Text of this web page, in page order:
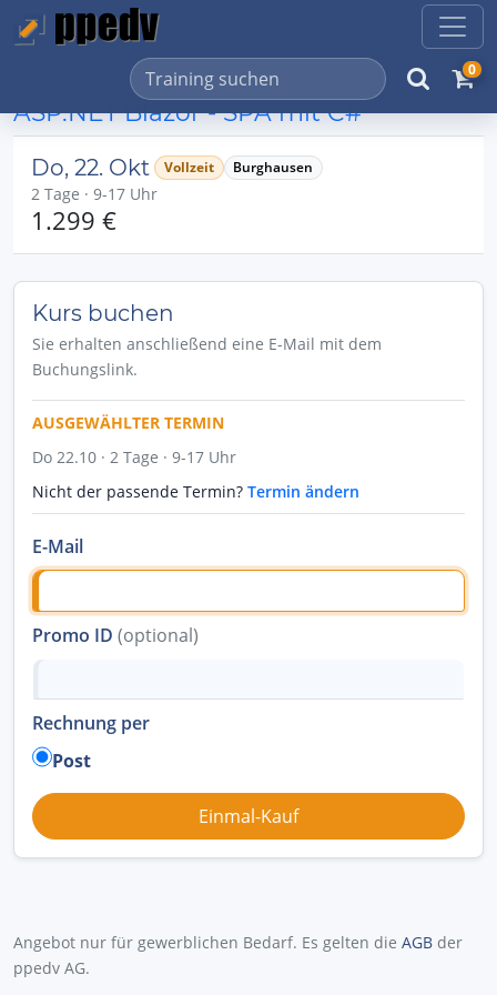
0
ASP.NET Blazor - SPA mit C#
Do, 22. Okt Vollzeit Burghausen
2 Tage · 9-17 Uhr
1.299 €
Kurs buchen
Sie erhalten anschließend eine E-Mail mit dem
Buchungslink.
AUSGEWÄHLTER TERMIN
Do 22.10 · 2 Tage · 9-17 Uhr
Nicht der passende Termin? Termin ändern
E-Mail
Promo ID (optional)
Rechnung per
Post
Angebot nur für gewerblichen Bedarf. Es gelten die AGB der
ppedv AG.